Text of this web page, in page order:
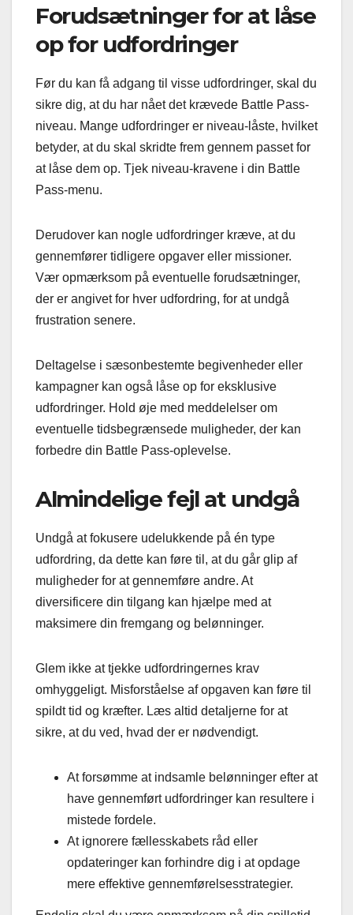
Forudsætninger for at låse
op for udfordringer
Før du kan få adgang til visse udfordringer, skal du
sikre dig, at du har nået det krævede Battle Pass-
niveau. Mange udfordringer er niveau-låste, hvilket
betyder, at du skal skridte frem gennem passet for
at låse dem op. Tjek niveau-kravene i din Battle
Pass-menu.
Derudover kan nogle udfordringer kræve, at du
gennemfører tidligere opgaver eller missioner.
Vær opmærksom på eventuelle forudsætninger,
der er angivet for hver udfordring, for at undgå
frustration senere.
Deltagelse i sæsonbestemte begivenheder eller
kampagner kan også låse op for eksklusive
udfordringer. Hold øje med meddelelser om
eventuelle tidsbegrænsede muligheder, der kan
forbedre din Battle Pass-oplevelse.
Almindelige fejl at undgå
Undgå at fokusere udelukkende på én type
udfordring, da dette kan føre til, at du går glip af
muligheder for at gennemføre andre. At
diversificere din tilgang kan hjælpe med at
maksimere din fremgang og belønninger.
Glem ikke at tjekke udfordringernes krav
omhyggeligt. Misforståelse af opgaven kan føre til
spildt tid og kræfter. Læs altid detaljerne for at
sikre, at du ved, hvad der er nødvendigt.
At forsømme at indsamle belønninger efter at
have gennemført udfordringer kan resultere i
mistede fordele.
At ignorere fællesskabets råd eller
opdateringer kan forhindre dig i at opdage
mere effektive gennemførelsesstrategier.